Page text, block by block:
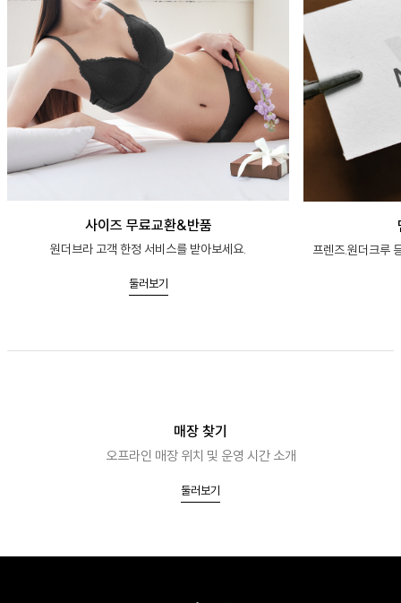
사이즈 무료교환&반품
원더브라 고객 한정 서비스를 받아보세요.
둘러보기
프렌즈.원더크루
매장 찾기
오프라인 매장 위치 및 운영 시간 소개
둘러보기